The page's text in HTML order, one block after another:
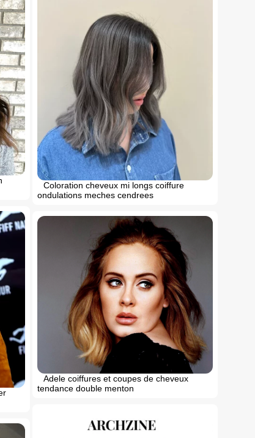
Coloration cheveux mi longs coiffure
ondulations meches cendrees
Adele coiffures et coupes de cheveux
tendance double menton